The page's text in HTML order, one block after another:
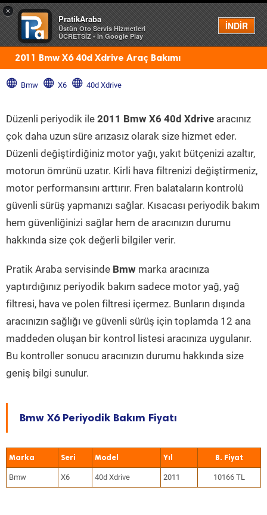
×
PratikAraba
Üstün Oto Servis Hizmetleri
ÜCRETSİZ - In Google Play
İNDİR
Menü
2011 Bmw X6 40d Xdrive Araç Bakımı
Bmw X6 40d Xdrive
Düzenli periyodik ile 2011 Bmw X6 40d Xdrive aracınız
çok daha uzun süre arızasız olarak size hizmet eder.
Düzenli değiştirdiğiniz motor yağı, yakıt bütçenizi azaltır,
motorun ömrünü uzatır. Kirli hava filtrenizi değiştirmeniz,
motor performansını arttırır. Fren balataların kontrolü
güvenli sürüş yapmanızı sağlar. Kısacası periyodik bakım
hem güvenliğinizi sağlar hem de aracınızın durumu
hakkında size çok değerli bilgiler verir.
Pratik Araba servisinde Bmw marka aracınıza
yaptırdığınız periyodik bakım sadece motor yağ, yağ
filtresi, hava ve polen filtresi içermez. Bunların dışında
aracınızın sağlığı ve güvenli sürüş için toplamda 12 ana
maddeden oluşan bir kontrol listesi aracınıza uygulanır.
Bu kontroller sonucu aracınızın durumu hakkında size
geniş bilgi sunulur.
Bmw X6 Periyodik Bakım Fiyatı
Marka Seri Model Yıl
Bmw X6 40d Xdrive 2011 10166 TL